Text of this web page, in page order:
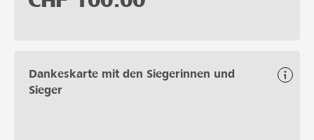
Dankeskarte mit den Siegerinnen und
Sieger